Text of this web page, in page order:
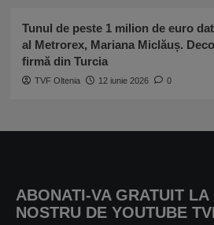
Tunul de peste 1 milion de euro
al Metrorex, Mariana Miclăuș.
firmă din Turcia
TVF Oltenia 12 iunie 2026 0
ABONATI-VA GRATUIT
NOSTRU DE YOUTUBE